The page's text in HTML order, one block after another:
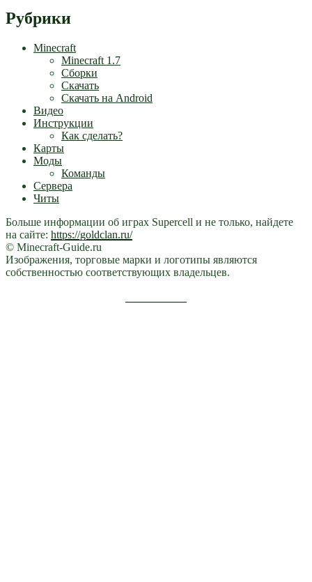
Рубрики
Minecraft
Minecraft 1.7
Сборки
Скачать
Скачать на Android
Видео
Инструкции
Как сделать?
Карты
Моды
Команды
Сервера
Читы
Больше информации об играх Supercell и не только, найдете
на сайте: https://goldclan.ru/
© Minecraft-Guide.ru
Изображения, торговые марки и логотипы являются
собственностью соответствующих владельцев.